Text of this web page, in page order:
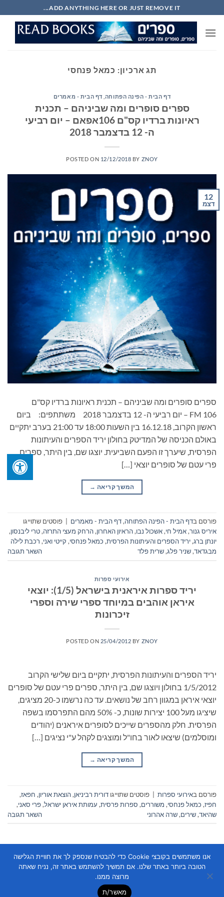
to
content
ADD ANYTHING HERE OR JUST REMOVE IT...
תג ארכיון: כמאל פנחסי
דף הבית - הפינה הפתוחה דף הבית - מאמרים
ספרים סופרים ומה שביניהם – תכנית
ראיונות ברדיו קס"ם 106אפאם – יום רביעי
ה- 12 בדצמבר 2018
POSTED ON 12/12/2018 BY ZNOY
12
דצמ
ספרים סופרים ומה שביניהם – תכנית ראיונות ברדיו קס"ם
106 FM – יום רביעי ה- 12 בדצמבר 2018 משתתפים: ביום
ראשון הקרוב, 16.12.18 בין השעות 18:00 עד 21:00 בערב יתקיים
באולם הכניסה של המדיטק בחולון יריד הספרים והעיתונות
הפרסית, שיערך זו הפעם השביעית. יוצגו שם, בין היתר, ספרים
פרי עטם של סופרים יוצאי […]
המשך קריאה →
פורסם בדף הבית - הפינה הפתוחה,דף הבית - מאמרים
פוסטים שתוייגו
איריס גנור,אמיל חי,אשכול נבו,הראיון האחרון,הרחק מעצי התרזה,טרי ליבנסון,
יונתן ברג,יריד הספרים והעיתונות הפרסית, כמאל פנחסי, קייטי ואני, רכבת לילה
מבגדאד,שניר פלג,שרית פלד השאר תגובה
אירועי ספרות
יריד ספרות איראנית בישראל (1/5): יוצאי
איראן אוהבים במיוחד ספרי שירה וספרי
זיכרונות
POSTED ON 25/04/2012 BY ZNOY
יריד הספרים והעיתונות הפרסית, יתקיים ביום שלישי הקרוב
1/5/2012 בחולון ויוצגו שם, בין היתר, ספרים פרי עטם של סופרים
יוצאי איראן במגוון רחב של נושאים. עד כה נרשמו כ-20 מציגים,
שיציגו מעל 100 יצירות שונות, כ- 50% מהם התפרסמו בשפה
הפרסית. חלק מהספרים שייכים לסופרים איראנים (יהודים
ומוסלמים) שיצאו לאור בחו"ל ומוצגים לקהל ע"י נציגים […]
המשך קריאה →
פורסם באירועי ספרות פוסטים שתוייגו דורית רביניאן,הוצאת אוריון, חפאז,
חפיז, כמאל פנחסי, משוררים, ספרות פרסית, עמותת איראן ישראל,פרי סאני,
שהיאד,שירים,שרה אהרוני השאר תגובה
Copyright 2026 ©Flatsome Theme
אנו משתמשים בקובצי Cookie כדי להבטיח שנספק לך את חוויית הגלישה
הטובה ביותר באתר שלנו. אם תמשיך להשתמש באתר זה, נניח שאתה
מרוצה ממנו.
מאשר/ת